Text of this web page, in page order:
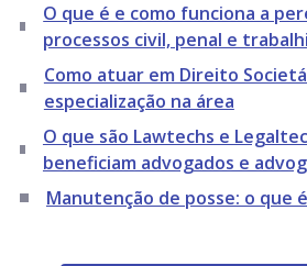
O que é e como funciona a
processos civil, penal e
Como atuar em Direito
especialização na área
O que são Lawtechs e
beneficiam advogados e
Manutenção de posse: o que